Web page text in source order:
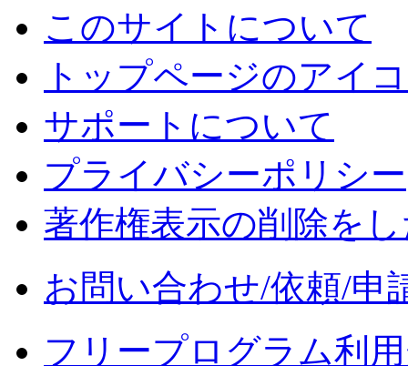
このサイトについて
トップページのアイ
サポートについて
プライバシーポリシー
著作権表示の削除を
お問い合わせ/依頼/申
フリープログラム利